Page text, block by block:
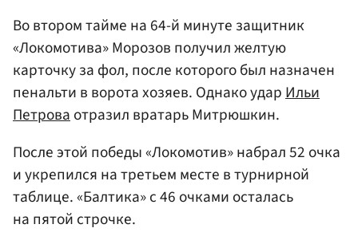
Во втором тайме на 64-й минуте защитник
«Локомотива» Морозов получил желтую
карточку за фол, после которого был назначен
пенальти в ворота хозяев. Однако ударИльи
Петроваотразил вратарь Митрюшкин.
После этой победы «Локомотив» набрал 52 очка
и укрепился на третьем месте в турнирной
таблице. «Балтика» с 46 очками осталась
на пятой строчке.